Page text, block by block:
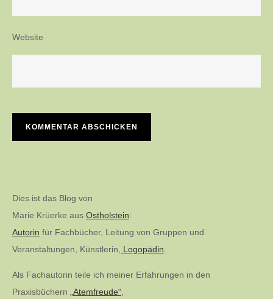
Website
Dies ist das Blog von
Marie Krüerke aus Ostholstein:
Autorin für Fachbücher, Leitung von Gruppen und
Veranstaltungen, Künstlerin,
Logopädin
Als Fachautorin teile ich meiner Erfahrungen in den
Praxisbüchern
„Atemfreude“